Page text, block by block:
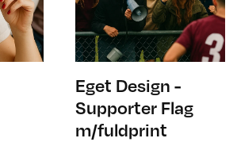
Eget Design -
Supporter Flag
m/fuldprint